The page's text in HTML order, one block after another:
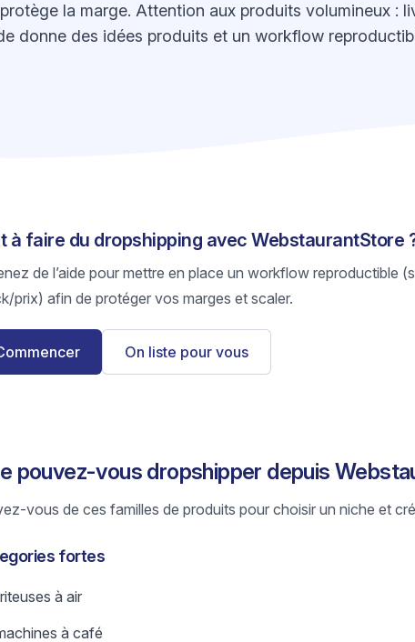
la marge. Attention aux produits volumineux :
donne des idées produits et un workflow
à faire du dropshipping avec WebstaurantStore
de l’aide pour mettre en place un workflow reproductible
prix) afin de protéger vos marges et scaler.
On liste pour vous
pouvez-vous dropshipper depuis
vous de ces familles de produits pour choisir un niche et
fortes
à air
à café